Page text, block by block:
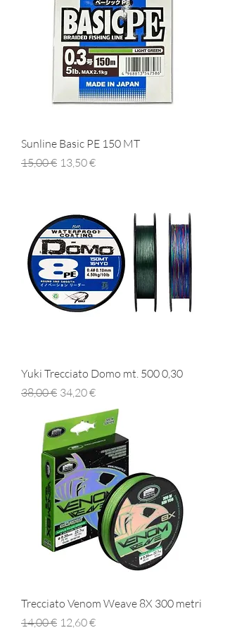
Sunline Basic PE 150 MT
Prezzo regolare
15,00 € Prezzo scontato
13,50 €
Yuki Trecciato Domo mt. 500 0,30
Prezzo regolare
38,00 € Prezzo scontato
34,20 €
Trecciato Venom Weave 8X 300 metri
Prezzo regolare
14,00 € Prezzo scontato
12,60 €